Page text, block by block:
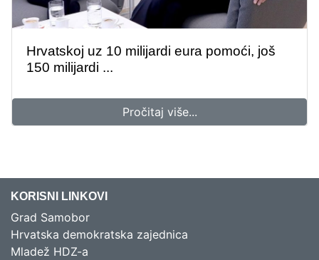
Hrvatskoj uz 10 milijardi eura pomoći, još
150 milijardi ...
Pročitaj više...
KORISNI LINKOVI
Grad Samobor
Hrvatska demokratska zajednica
Mladež HDZ-a